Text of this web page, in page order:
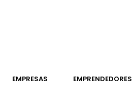
EMPRESAS EMPRENDEDORES